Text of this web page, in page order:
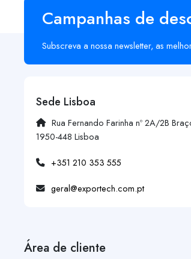
Campanhas de
Subscreva a nossa newsletter, as
Sede Lisboa
Rua Fernando Farinha nº 2A/2B
1950-448 Lisboa
+351 210 353 555
geral@exportech.com.pt
Área de cliente